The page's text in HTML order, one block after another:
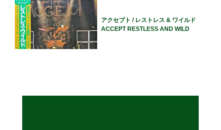
アクセプト / レストレス & ワイルド
ACCEPT RESTLESS AND WILD